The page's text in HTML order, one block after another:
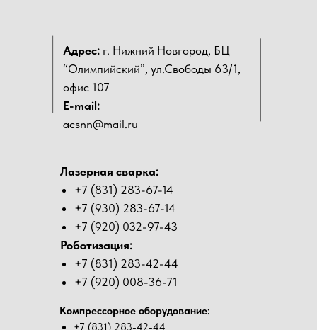
Адрес: г. Нижний Новгород, БЦ
“Олимпийский”, ул.Свободы 63/1,
офис 107
E-mail:
acsnn@mail.ru
Лазерная сварка:
+7 (831) 283-67-14
+7 (930) 283-67-14
+7 (920) 032-97-43
Роботизация:
+7 (831) 283-42-44
+7 (920) 008-36-71
Компрессорное оборудование:
+7 (831) 283-42-44